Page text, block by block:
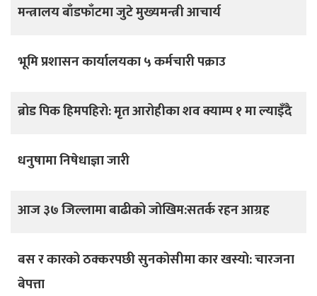
मन्त्रालय बाँडफाँटमा जुटे मुख्यमन्त्री आचार्य
भूमि प्रशासन कार्यालयका ५ कर्मचारी पक्राउ
ब्रोड पिक हिमपहिरो: मृत आरोहीका शव क्याम्प १ मा ल्याइँदै
धनुषामा निषेधाज्ञा जारी
आज ३७ जिल्लामा बाढीको जोखिम:सतर्क रहन आग्रह
बस र कारको ठक्करपछी सुनकोसीमा कार खस्यो: चारजना
बेपत्ता